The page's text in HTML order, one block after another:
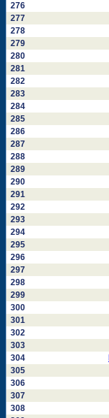
276
277
278
279
280
281
282
283
284
285
286
287
288
289
290
291
292
293
294
295
296
297
298
299
300
301
302
303
304
305
306
307
308